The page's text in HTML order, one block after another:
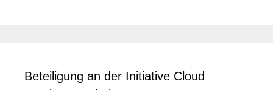
Beteiligung an der Initiative Cloud